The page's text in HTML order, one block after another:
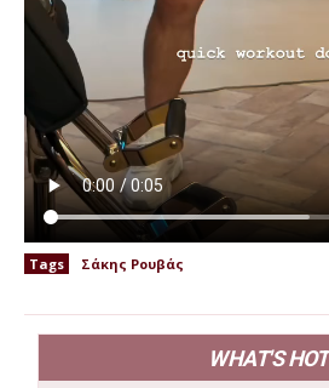
Tags Σάκης Ρουβάς
WHAT'S HOT